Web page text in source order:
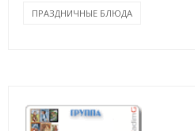
ПРАЗДНИЧНЫЕ БЛЮДА